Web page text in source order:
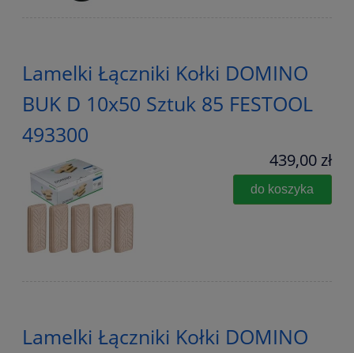
Lamelki Łączniki Kołki DOMINO
BUK D 10x50 Sztuk 85 FESTOOL
493300
439,00 zł
do koszyka
Lamelki Łączniki Kołki DOMINO